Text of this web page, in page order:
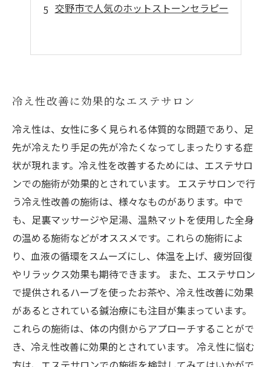
交野市で人気のホットストーンセラピー
冷え性改善に効果的なエステサロン
冷え性は、女性に多く見られる体質的な問題であり、足
先が冷えたり手足の先が冷たくなってしまったりする症
状が現れます。冷え性を改善するためには、エステサロ
ンでの施術が効果的とされています。 エステサロンで行
う冷え性改善の施術は、様々なものがあります。中で
も、足裏マッサージや足湯、温熱マットを使用した全身
の温める施術などがオススメです。これらの施術によ
り、血液の循環をスムーズにし、体温を上げ、疲労回復
やリラックス効果も期待できます。 また、エステサロン
で提供されるハーブを使ったお茶や、冷え性改善に効果
があるとされている鍼治療にも注目が集まっています。
これらの施術は、体の内側からアプローチすることがで
き、冷え性改善に効果的とされています。 冷え性に悩む